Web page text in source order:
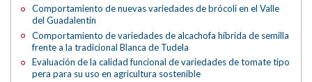
Comportamiento de nuevas variedades de brócoli en el Valle
del Guadalentín
Comportamiento de variedades de alcachofa híbrida de semilla
frente a la tradicional Blanca de Tudela
Evaluación de la calidad funcional de variedades de tomate tipo
pera para su uso en agricultura sostenible